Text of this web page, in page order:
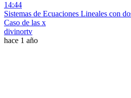
14:44
Sistemas de Ecuaciones Lineales con
Caso de las x
divinortv
hace 1 año